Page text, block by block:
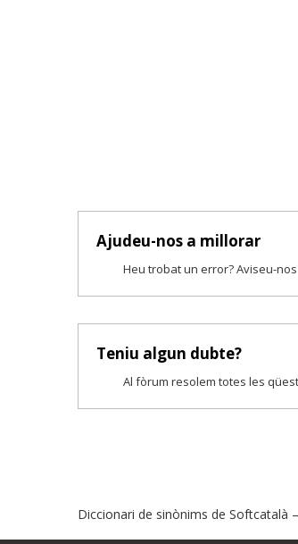
Ajudeu-nos a millorar
Heu trobat un error? Aviseu-
Teniu algun dubte?
Al fòrum resolem totes les
Diccionari de sinònims de Softcatalà –